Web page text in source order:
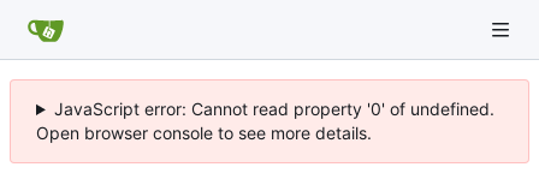
JavaScript error: Cannot read property '0' of undefined.
Open browser console to see more details.